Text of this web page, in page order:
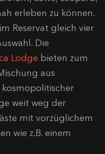
erleben zu können.
Reservat gleich vier
Die
Lodge bieten zum
aus
weit weg der
mit vorzüglichem
wie z.B. einem